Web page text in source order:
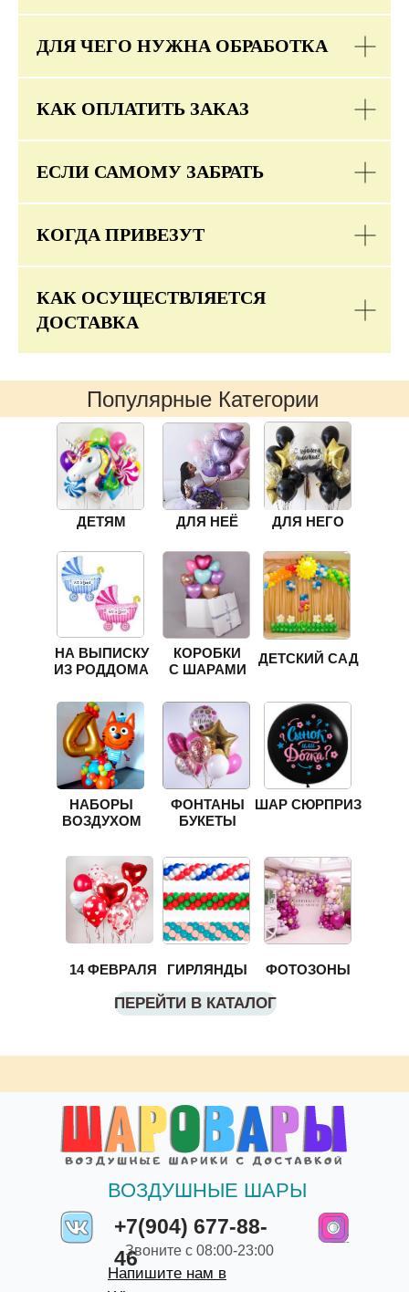
ДЛЯ ЧЕГО НУЖНА ОБРАБОТКА
КАК ОПЛАТИТЬ ЗАКАЗ
ЕСЛИ САМОМУ ЗАБРАТЬ
КОГДА ПРИВЕЗУТ
КАК ОСУЩЕСТВЛЯЕТСЯ
ДОСТАВКА
Популярные Категории
ФОНТАНЫ
БУКЕТЫ
ДЛЯ НЕЁ ДЛЯ НЕГО
ДЕТЯМ
НА ВЫПИСКУ
ИЗ РОДДОМА
ШАР СЮРПРИЗ
ГИРЛЯНДЫ
ПЕРЕЙТИ В КАТАЛОГ
ФОТОЗОНЫ
КОРОБКИ
С ШАРАМИ
14 ФЕВРАЛЯ
НАБОРЫ
ВОЗДУХОМ
ДЕТСКИЙ САД
+7(904) 677-88-
46
ВОЗДУШНЫЕ ШАРЫ
Звоните с 08:00-23:00
Напишите нам в